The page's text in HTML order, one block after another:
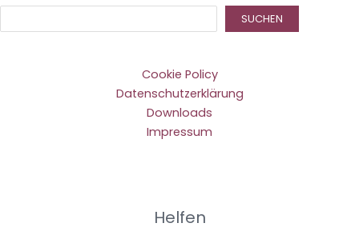
SUCHEN
Cookie Policy
Datenschutzerklärung
Downloads
Impressum
Helfen